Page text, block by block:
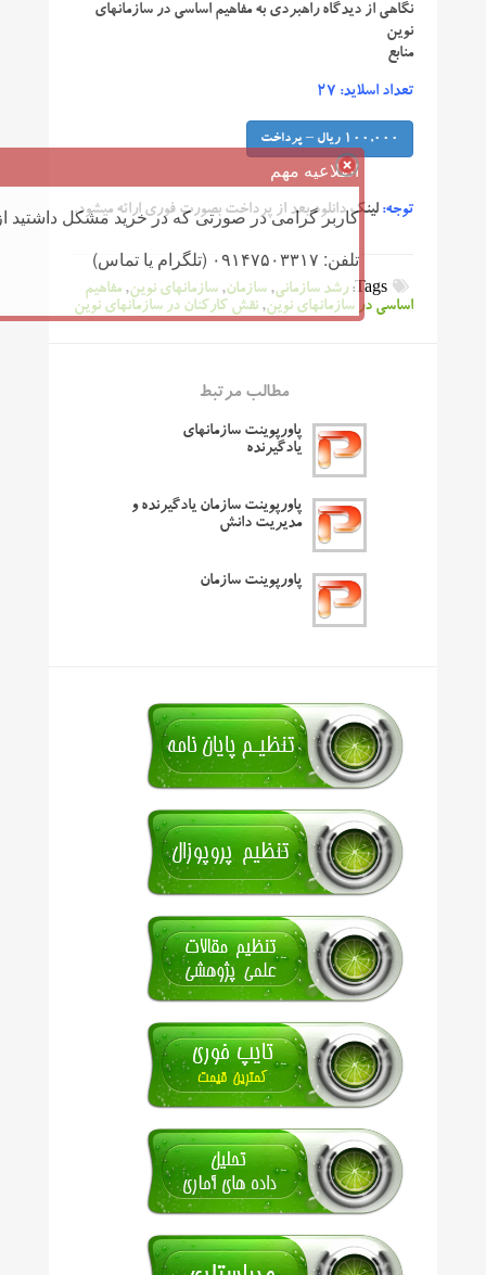
نگاهی از دیدگاه راهبردی به مفاهیم اساسی در سازمانهای
نوین
منابع
تعداد اسلاید: 27
100,000 ریال – پرداخت
توجه: لینک دانلود بعد از پرداخت بصورت فوری ارائه میشود.
Tags: رشد سازمانی,سازمان,سازمانهای نوین,مفاهیم
اساسی در سازمانهای نوین,نقش کارکنان در سازمانهای نوین
مطالب مرتبط
پاورپوینت سازمانهای
یادگیرنده
پاورپوینت سازمان یادگیرنده و
مدیریت دانش
پاورپوینت سازمان
اطلاعیه مهم
کاربر گرامی در صورتی که در خرید مشکل داشتید
تلفن: ۰۹۱۴۷۵۰۳۳۱۷ (تلگرام یا تماس)